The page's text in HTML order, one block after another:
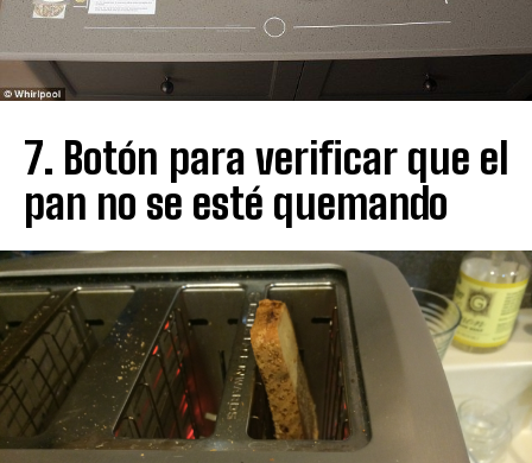
7. Botón para verificar que el
pan no se esté quemando